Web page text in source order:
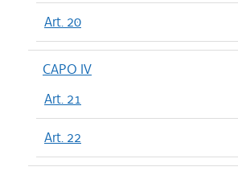
Art. 20
CAPO IV
Art. 21
Art. 22